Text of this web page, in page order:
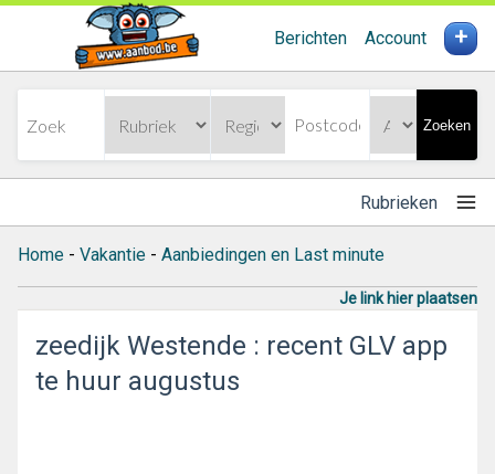
Berichten Account +
Zoeken
Rubrieken
Home - Vakantie - Aanbiedingen en Last minute
Je link hier plaatsen
zeedijk Westende : recent GLV app
te huur augustus